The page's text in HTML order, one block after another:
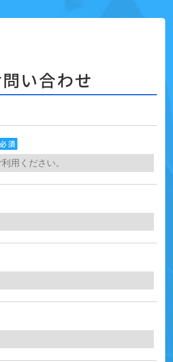
い合わせ
必須